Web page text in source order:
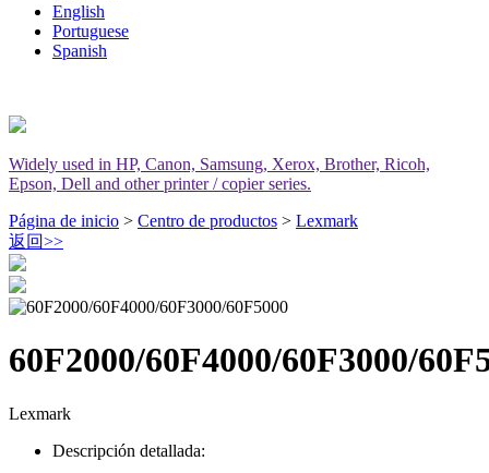
English
Portuguese
Spanish
Widely used in HP, Canon, Samsung, Xerox, Brother, Ricoh,
Epson, Dell and other printer / copier series.
Página de inicio > Centro de productos > Lexmark
返回>>
60F2000/60F4000/60F3000/
Lexmark
Descripción detallada: